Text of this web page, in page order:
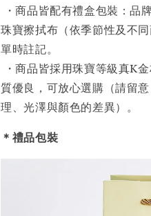
・商品皆配有禮盒包裝：品
珠寶擦拭布（依季節性及不
單時註記。
・商品皆採用珠寶等級真K
質優良，可放心選購（請留
理、光澤與顏色的差異）。
＊禮品包裝